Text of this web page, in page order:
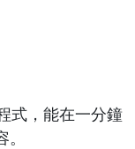
式，能在一分鐘